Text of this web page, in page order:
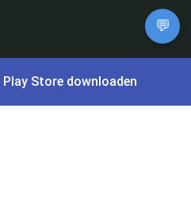
💬
Store downloaden